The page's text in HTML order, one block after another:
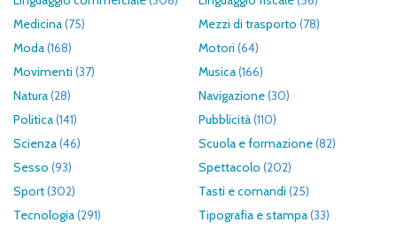
Medicina(75) Mezzi di trasporto (78)
Moda(168) Motori (64)
Movimenti (37) Musica(166)
Natura(28) Navigazione(30)
Politica(141) Pubblicità(110)
Scienza(46) Scuola e formazione(82)
Sesso (93) Spettacolo (202)
Sport(302) Tasti e comandi (25)
Tecnologia(291) Tipografia e stampa(33)